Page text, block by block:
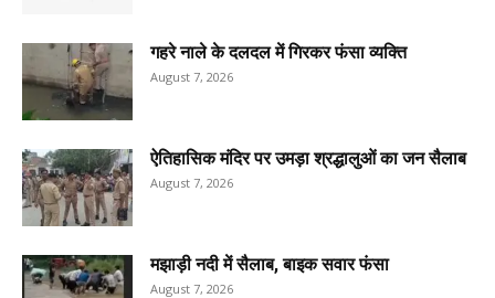
गहरे नाले के दलदल में गिरकर फंसा व्यक्ति
August 7, 2026
ऐतिहासिक मंदिर पर उमड़ा श्रद्धालुओं का जन सैलाब
August 7, 2026
मझाड़ी नदी में सैलाब, बाइक सवार फंसा
August 7, 2026